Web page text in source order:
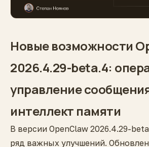
Новые возможности
2026.4.29-beta.4:
управление
интеллект памяти
В версии OpenClaw 2026.4.29-
ряд важных улучшений.